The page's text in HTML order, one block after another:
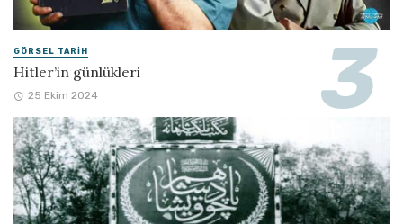
GÖRSEL TARIH
Hitler’in günlükleri
25 Ekim 2024